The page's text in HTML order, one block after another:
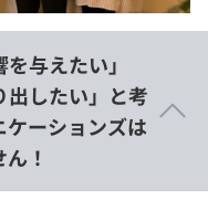
与えたい」
出したい」と考
ケーションズは
！